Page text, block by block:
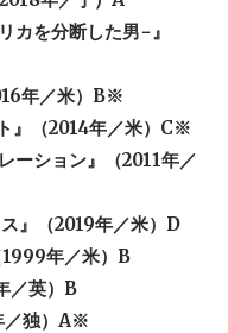
カを分断した男−』
年／米）B※
』（2014年／米）C※
ーション』（2011年／
』（2019年／米）D
年／米）B
／英）B
／独）A※